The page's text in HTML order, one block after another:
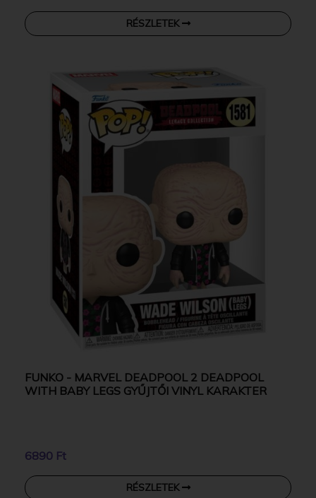
RÉSZLETEK
FUNKO - MARVEL DEADPOOL 2 DEADPOOL
WITH BABY LEGS GYŰJTŐI VINYL KARAKTER
6890 Ft
RÉSZLETEK